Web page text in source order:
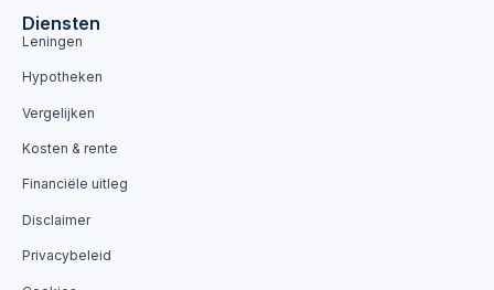
Diensten
Leningen
Hypotheken
Vergelijken
Kosten & rente
Financiële uitleg
Disclaimer
Privacybeleid